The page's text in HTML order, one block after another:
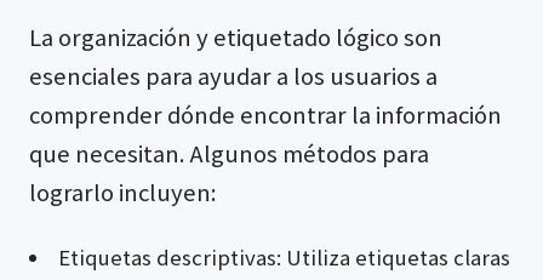
La organización y etiquetado lógico son
esenciales para ayudar a los usuarios a
comprender dónde encontrar la información
que necesitan. Algunos métodos para
lograrlo incluyen:
Etiquetas descriptivas: Utiliza etiquetas claras